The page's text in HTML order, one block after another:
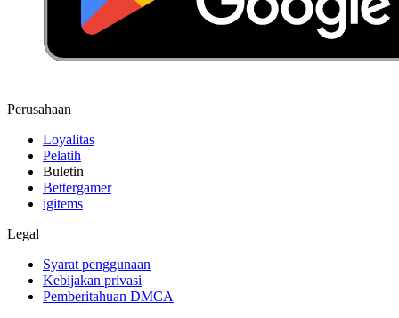
Perusahaan
Loyalitas
Pelatih
Buletin
Bettergamer
igitems
Legal
Syarat penggunaan
Kebijakan privasi
Pemberitahuan DMCA